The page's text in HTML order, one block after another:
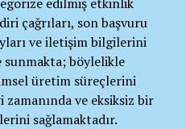
çağrıları, son başvuru
ve iletişim bilgilerini
böylelikle
üretim süreçlerini
ve eksiksiz bir
sağlamaktadır.